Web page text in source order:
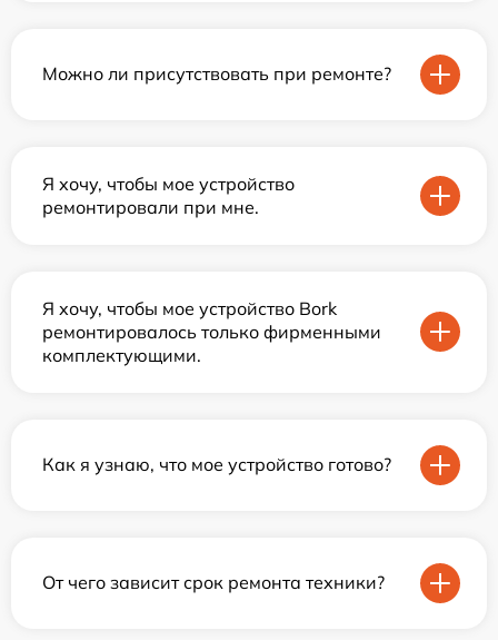
Можно ли присутствовать при ремонте?
Я хочу, чтобы мое устройство
ремонтировали при мне.
Я хочу, чтобы мое устройство Bork
ремонтировалось только фирменными
комплектующими.
Как я узнаю, что мое устройство готово?
От чего зависит срок ремонта техники?